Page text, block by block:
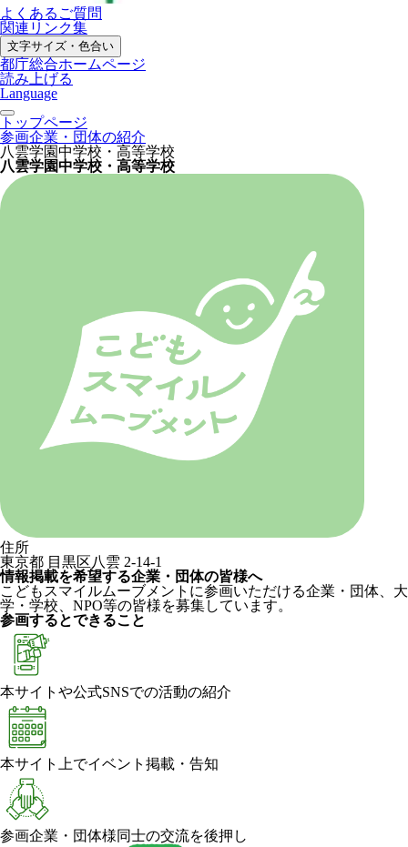
よくあるご質問
関連リンク集
文字サイズ・色合い
都庁総合ホームページ
読み上げる
Language
トップページ
参画企業・団体の紹介
八雲学園中学校・高等学校
八雲学園中学校・高等学校
住所
東京都 目黒区八雲 2-14-1
情報掲載を希望する企業・団体の皆様へ
こどもスマイルムーブメントに参画いただける企業・団体、大
学・学校、NPO等の皆様を募集しています。
参画するとできること
本サイトや公式SNSでの活動の紹介
本サイト上でイベント掲載・告知
参画企業・団体様同士の交流を後押し